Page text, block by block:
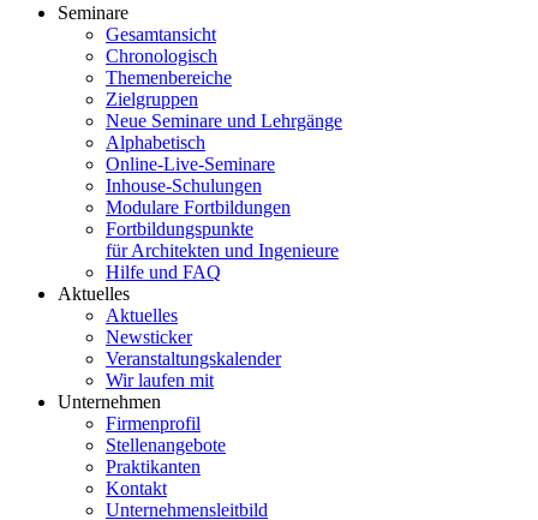
Seminare
Gesamtansicht
Chronologisch
Themenbereiche
Zielgruppen
Neue Seminare und Lehrgänge
Alphabetisch
Online-Live-Seminare
Inhouse-Schulungen
Modulare Fortbildungen
Fortbildungspunkte
für Architekten und Ingenieure
Hilfe und FAQ
Aktuelles
Aktuelles
Newsticker
Veranstaltungskalender
Wir laufen mit
Unternehmen
Firmenprofil
Stellenangebote
Praktikanten
Kontakt
Unternehmensleitbild